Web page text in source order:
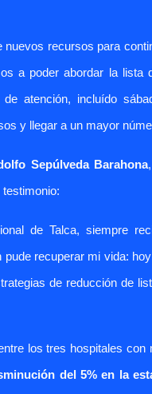
recursos para
a poder abordar la lista
de atención, incluído
y llegar a un mayor
Sepúlveda Barahona
de Talca, siempre
recuperar mi vida:
de reducción de
los tres hospitales
del 5% en la